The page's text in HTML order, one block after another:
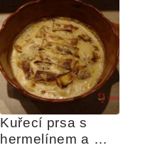
Kuřecí prsa s
hermelínem a